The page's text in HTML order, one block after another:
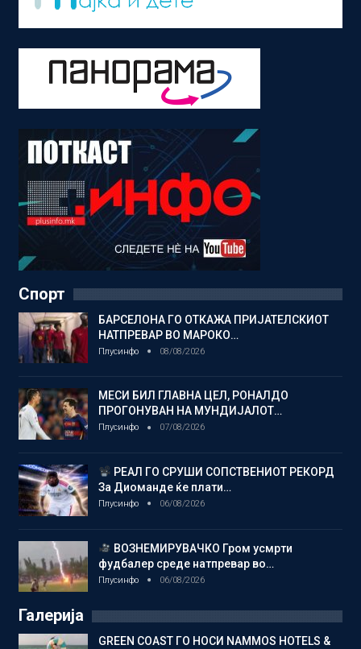
Спорт
БАРСЕЛОНА ГО ОТКАЖА ПРИЈАТЕЛСКИОТ
НАТПРЕВАР ВО МАРОКО…
Плусинфо 08/08/2026
МЕСИ БИЛ ГЛАВНА ЦЕЛ, РОНАЛДО
ПРОГОНУВАН НА МУНДИЈАЛОТ…
Плусинфо 07/08/2026
РЕАЛ ГО СРУШИ СОПСТВЕНИОТ РЕКОРД
За Диоманде ќе плати…
Плусинфо 06/08/2026
ВОЗНЕМИРУВАЧКО Гром усмрти
фудбалер среде натпревар во…
Плусинфо 06/08/2026
Галерија
GREEN COAST ГО НОСИ NAMMOS HOTELS &